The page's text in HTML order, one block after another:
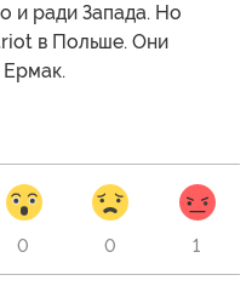
и ради Запада. Но
в Польше. Они
Ермак.
0 0 1